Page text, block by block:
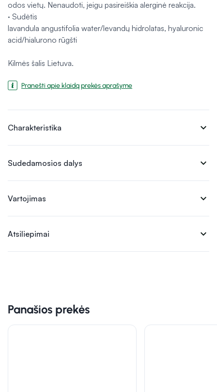
odos vietų. Nenaudoti, jeigu pasireiškia alerginė reakcija.
· Sudėtis
lavandula angustifolia water/levandų hidrolatas, hyaluronic
acid/hialurono rūgšti
Kilmės šalis Lietuva.
Pranešti apie klaidą prekės aprašyme
Charakteristika expand_more
Sudedamosios dalys expand_more
Vartojimas expand_more
Atsiliepimai expand_more
Panašios prekės